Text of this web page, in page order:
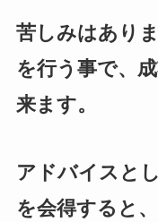
苦しみはあり
を行う事で、
来ます。
アドバイスと
を会得すると